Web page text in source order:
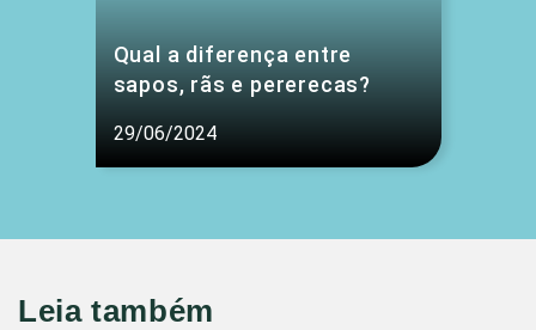
Qual a diferença entre
sapos, rãs e pererecas?
29/06/2024
Leia também